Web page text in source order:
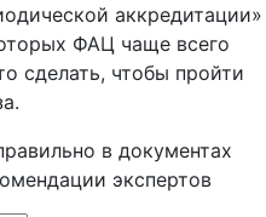
аккредитации»
ФАЦ чаще всего
сделать, чтобы пройти
в документах
экспертов